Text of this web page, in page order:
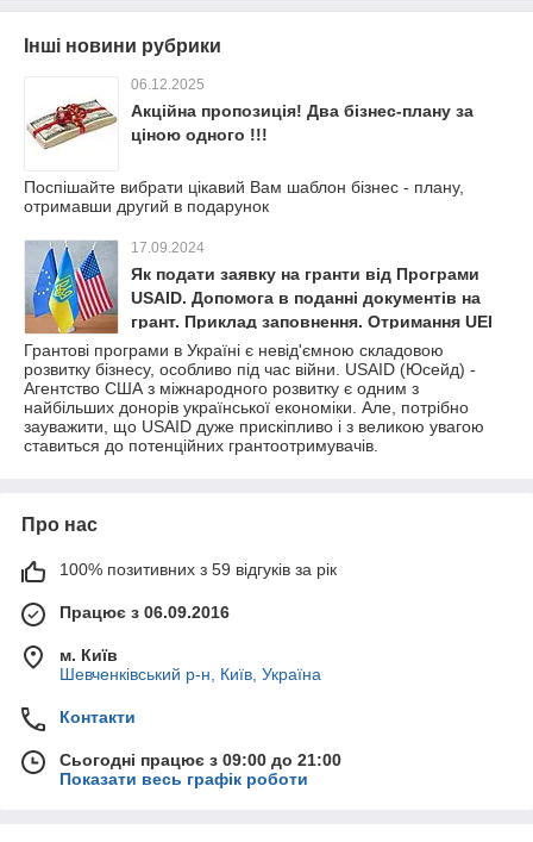
Інші новини рубрики
06.12.2025
Акційна пропозиція! Два бізнес-плану за
ціною одного !!!
Поспішайте вибрати цікавий Вам шаблон бізнес - плану,
отримавши другий в подарунок
17.09.2024
Як подати заявку на гранти від Програми
USAID. Допомога в поданні документів на
грант. Приклад заповнення. Отримання UEI
Грантові програми в Україні є невід'ємною складовою
розвитку бізнесу, особливо під час війни. USAID (Юсейд) -
Агентство США з міжнародного розвитку є одним з
найбільших донорів української економіки. Але, потрібно
зауважити, що USAID дуже прискіпливо і з великою увагою
ставиться до потенційних грантоотримувачів.
Про нас
100% позитивних з 59 відгуків за рік
Працює з 06.09.2016
м. Київ
Шевченківський р-н, Київ, Україна
Контакти
Сьогодні працює з 09:00 до 21:00
Показати весь графік роботи